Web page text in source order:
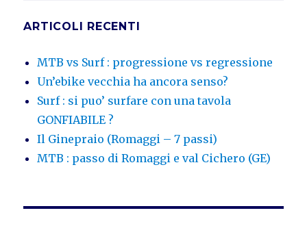
ARTICOLI RECENTI
MTB vs Surf : progressione vs regressione
Un’ebike vecchia ha ancora senso?
Surf : si puo’ surfare con una tavola
GONFIABILE ?
Il Ginepraio (Romaggi – 7 passi)
MTB : passo di Romaggi e val Cichero (GE)